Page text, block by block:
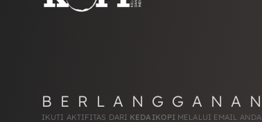
BERLANGGANAN
IKUTI AKTIFITAS DARI KEDAIKOPI MELALUI EMAIL ANDA